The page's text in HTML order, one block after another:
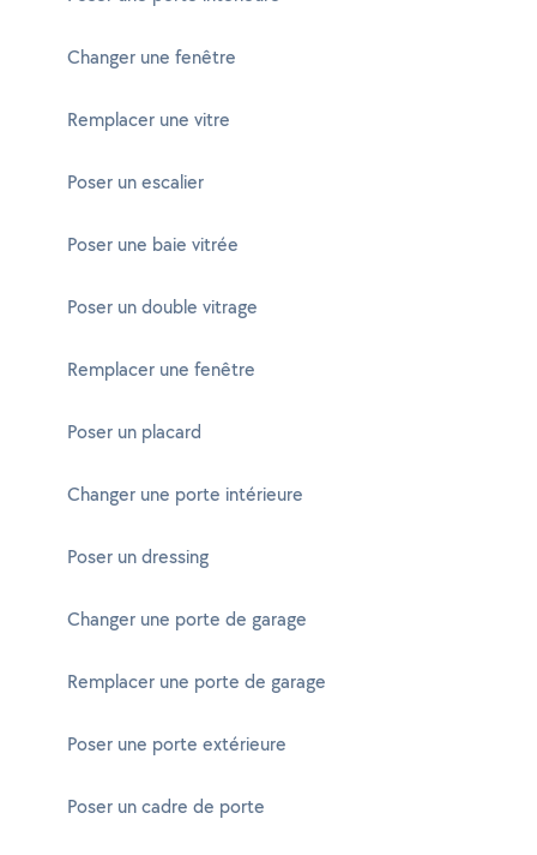
Changer une fenêtre
Remplacer une vitre
Poser un escalier
Poser une baie vitrée
Poser un double vitrage
Remplacer une fenêtre
Poser un placard
Changer une porte intérieure
Poser un dressing
Changer une porte de garage
Remplacer une porte de garage
Poser une porte extérieure
Poser un cadre de porte